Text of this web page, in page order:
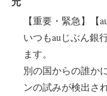
【重要・緊急】
いつもauじぶん銀
ます。
別の国からの誰か
ンの試みが検出さ